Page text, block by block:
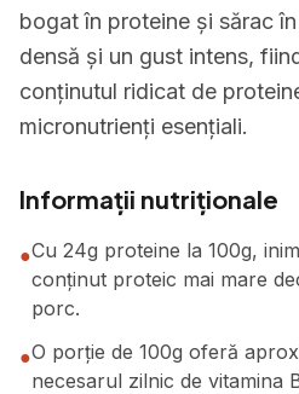
bogat în proteine și sărac
densă și un gust intens,
conținutul ridicat de
micronutrienți esențiali.
Informații nutriționale
●Cu 24g proteine la 100g,
conținut proteic mai mare
porc.
●O porție de 100g oferă
necesarul zilnic de vitamina